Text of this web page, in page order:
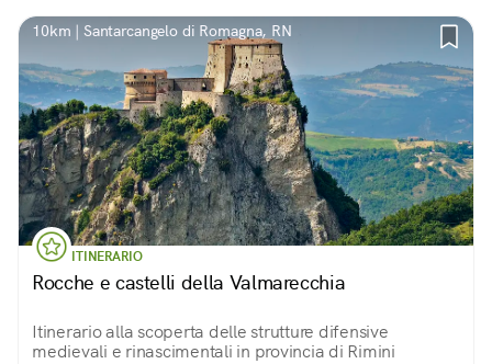
10km | Santarcangelo di Romagna, RN
ITINERARIO
Rocche e castelli della Valmarecchia
Itinerario alla scoperta delle strutture difensive
medievali e rinascimentali in provincia di Rimini